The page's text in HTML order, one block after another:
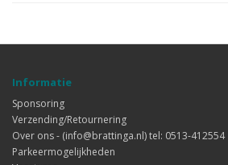
Informatie
Sponsoring
Verzending/Retournering
Over ons - (info@brattinga.nl) tel: 0513-412554
Parkeermogelijkheden